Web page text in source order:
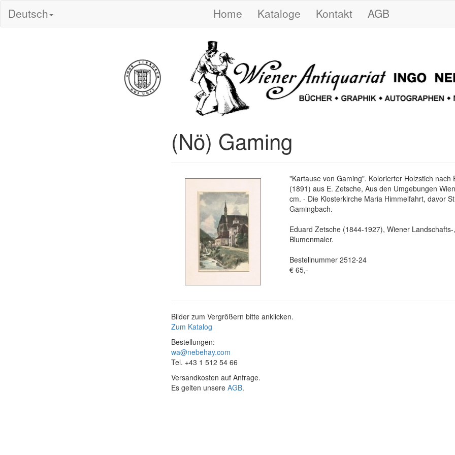
Deutsch Home Kataloge Kontakt AGB
(Nö) Gaming
"Kartause von Gaming". Kolorierter Holzstich nach
(1891) aus E. Zetsche, Aus den Umgebungen
cm. - Die Klosterkirche Maria Himmelfahrt, davor
Gamingbach.
Eduard Zetsche (1844-1927), Wiener
Blumenmaler.
Bestellnummer 2512-24
€ 65,-
Bilder zum Vergrößern bitte anklicken.
Zum Katalog
Bestellungen:
wa@nebehay.com
Tel. +43 1 512 54 66
Versandkosten auf Anfrage.
Es gelten unsere AGB.